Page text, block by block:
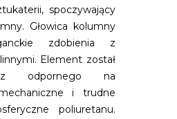
spoczywający
Głowica kolumny
zdobienia z
Element został
z odpornego na
i trudne
poliuretanu.